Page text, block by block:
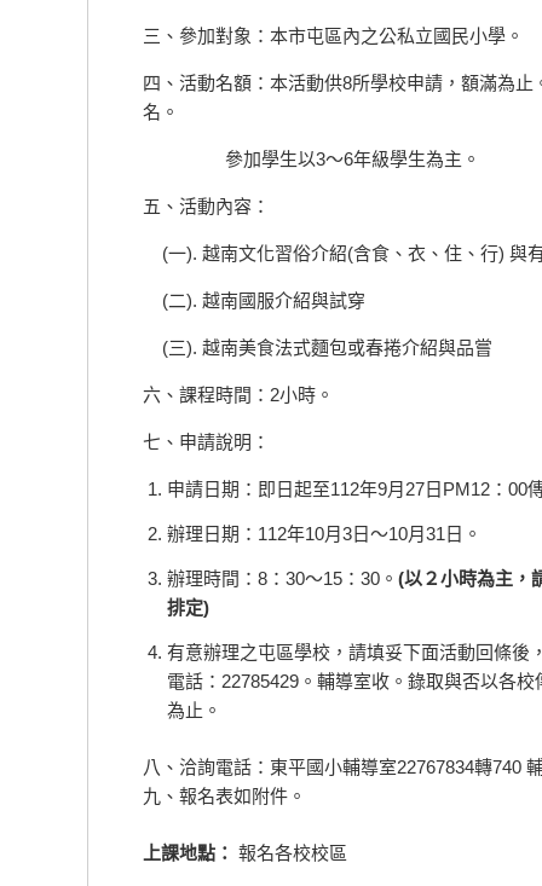
三、參加對象：本市屯區內之公私立國民小學。
四、活動名額：本活動供8所學校申請，額滿為止
名。
參加學生以3～6年級學生為主。
五、活動內容：
(一). 越南文化習俗介紹(含食、衣、住、行) 與
(二). 越南國服介紹與試穿
(三). 越南美食法式麵包或春捲介紹與品嘗
六、課程時間：2小時。
七、申請說明：
申請日期：即日起至112年9月27日PM12：00
辦理日期：112年10月3日～10月31日。
辦理時間：8：30～15：30。 (以２小時為主，
排定)
有意辦理之屯區學校，請填妥下面活動回條後
電話：22785429。輔導室收。錄取與否以各
為止。
八、洽詢電話：東平國小輔導室22767834轉740
九、報名表如附件。
上課地點： 報名各校校區